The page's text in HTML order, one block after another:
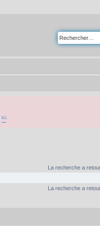
ici
La recherche a
La recherche a